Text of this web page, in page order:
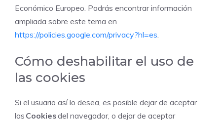
Económico Europeo. Podrás encontrar información
ampliada sobre este tema en
https://policies.google.com/privacy?hl=es.
Cómo deshabilitar el uso de
las cookies
Si el usuario así lo desea, es posible dejar de aceptar
las Cookiesdel navegador, o dejar de aceptar